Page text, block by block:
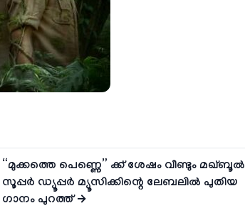
“മുക്കത്തെ പെണ്ണെ” ക്ക് ശേഷം വീണ്ടും
സൂപ്പർ ഡ്യൂപ്പർ മ്യൂസിക്കിന്റെ ലേബലിൽ പുതിയ
ഗാനം പുറത്ത് →